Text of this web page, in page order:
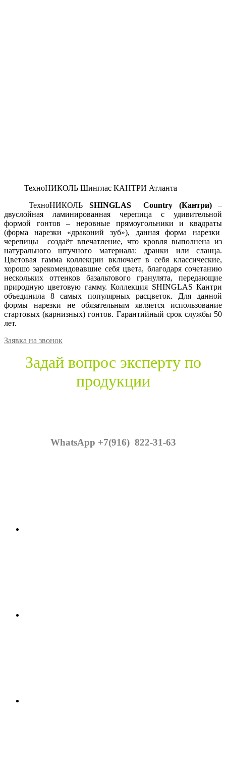
ТехноНИКОЛЬ Шинглас КАНТРИ Атланта
ТехноНИКОЛЬ SHINGLAS Country (Кантри)–
двуслойная ламинированная черепица с удивительной
формой гонтов – неровные прямоугольники и квадраты
(форма нарезки «драконий зуб»), данная форма нарезки
черепицы создаёт впечатление, что кровля выполнена из
натурального штучного материала: дранки или сланца.
Цветовая гамма коллекции включает в себя классические,
хорошо зарекомендовавшие себя цвета, благодаря сочетанию
нескольких оттенков базальтового гранулята, передающие
природную цветовую гамму. Коллекция SHINGLAS Кантри
объединила 8 самых популярных расцветок. Для данной
формы нарезки не обязательным является использование
стартовых (карнизных) гонтов. Гарантийный срок службы 50
лет.
Заявка на звонок
Задай вопрос эксперту по
продукции
WhatsApp +7(916) 822-31-63